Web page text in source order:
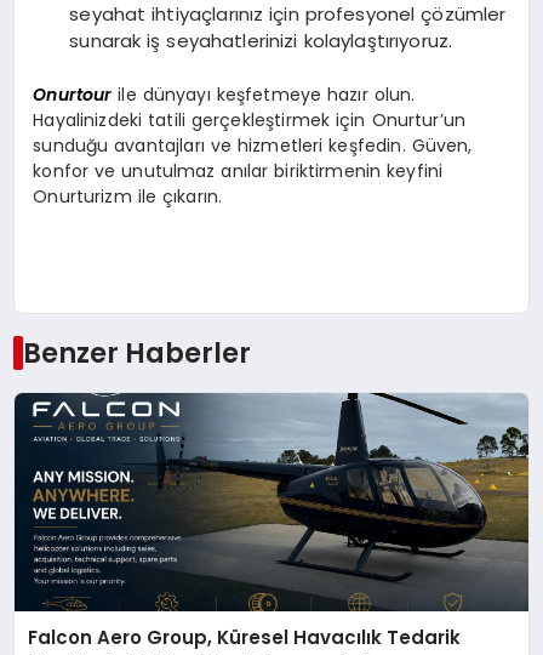
seyahat ihtiyaçlarınız için profesyonel çözümler
sunarak iş seyahatlerinizi kolaylaştırıyoruz.
Onurtour ile dünyayı keşfetmeye hazır olun.
Hayalinizdeki tatili gerçekleştirmek için Onurtur’un
sunduğu avantajları ve hizmetleri keşfedin. Güven,
konfor ve unutulmaz anılar biriktirmenin keyfini
Onurturizm ile çıkarın.
Benzer Haberler
Falcon Aero Group, Küresel Havacılık Tedarik